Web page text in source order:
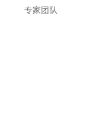
专家团队